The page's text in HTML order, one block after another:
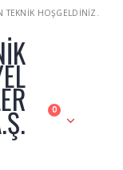
TEKNİK HOŞGELDİNİZ.
0